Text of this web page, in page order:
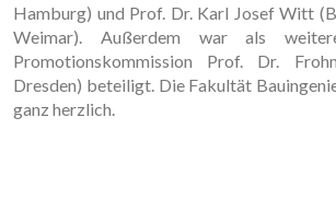
Hamburg) und Prof. Dr. Karl Josef Witt
Weimar). Außerdem war als
Promotionskommission Prof. Dr.
Dresden) beteiligt. Die Fakultät
ganz herzlich.